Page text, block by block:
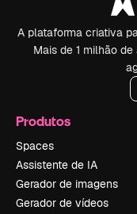
A plataforma criativa
Mais de 1 milhão
Produtos
Spaces
Assistente de IA
Gerador de imagens
Gerador de vídeos